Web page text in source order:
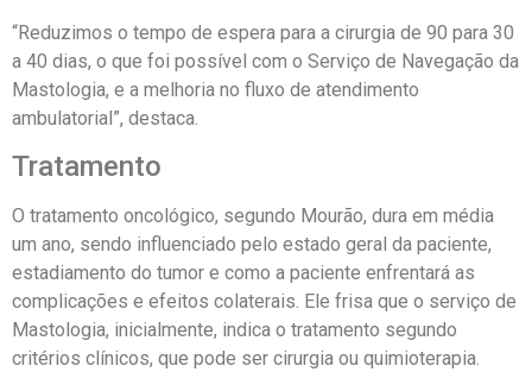
“Reduzimos o tempo de espera para a cirurgia de 90 para 30
a 40 dias, o que foi possível com o Serviço de Navegação da
Mastologia, e a melhoria no fluxo de atendimento
ambulatorial”, destaca.
Tratamento
O tratamento oncológico, segundo Mourão, dura em média
um ano, sendo influenciado pelo estado geral da paciente,
estadiamento do tumor e como a paciente enfrentará as
complicações e efeitos colaterais. Ele frisa que o serviço de
Mastologia, inicialmente, indica o tratamento segundo
critérios clínicos, que pode ser cirurgia ou quimioterapia.